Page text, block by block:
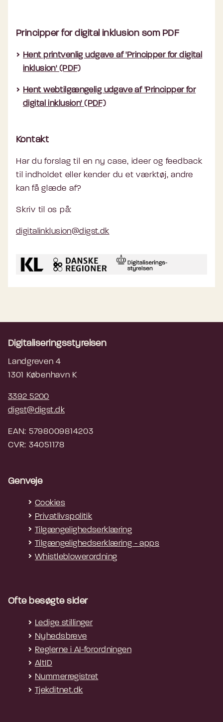
Principper for digital inklusion som PDF
Hent printvenlig udgave af 'Principper for digital
inklusion' (PDF)
Hent webtilgængelig udgave af 'Principper for
digital inklusion' (PDF)
Kontakt
Har du forslag til en ny case, ideer og feedback
til indholdet eller kender du et værktøj, andre
kan få glæde af?
Skriv til os på:
digitalinklusion@digst.dk
Digitaliseringsstyrelsen
Landgreven 4
1301 København K
3392 5200
digst@digst.dk
EAN: 5798009814203
CVR: 34051178
Genveje
Cookies
Privatlivspolitik
Tilgængelighedserklæring
Tilgængelighedserklæring - apps
Whistleblowerordning
Ofte besøgte sider
Ledige stillinger
Nyhedsbreve
Reglerne i AI-forordningen
AltID
Nummerregistret
Tjekditnet.dk